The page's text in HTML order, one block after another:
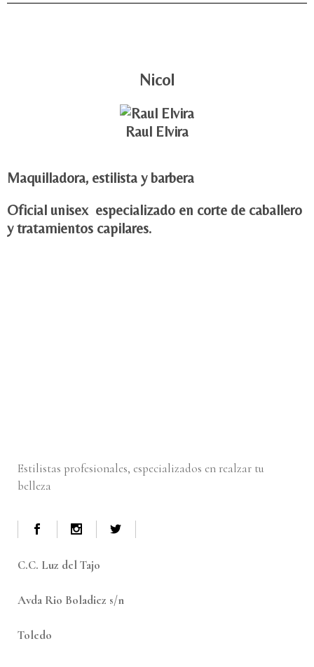
Nicol
Raul Elvira
Maquilladora, estilista y barbera
Oficial unisex especializado en corte de caballero
y tratamientos capilares.
Estilistas profesionales, especializados en realzar tu
belleza
C.C. Luz del Tajo
Avda Rio Boladiez s/n
Toledo